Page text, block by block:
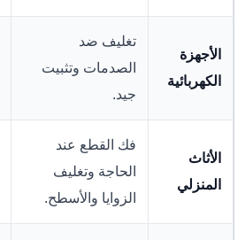
الأجهزة
الكهربائية
تغليف ضد
الصدمات وتثبيت
جيد.
الأثاث
المنزلي
فك القطع عند
الحاجة وتغليف
الزوايا والأسطح.